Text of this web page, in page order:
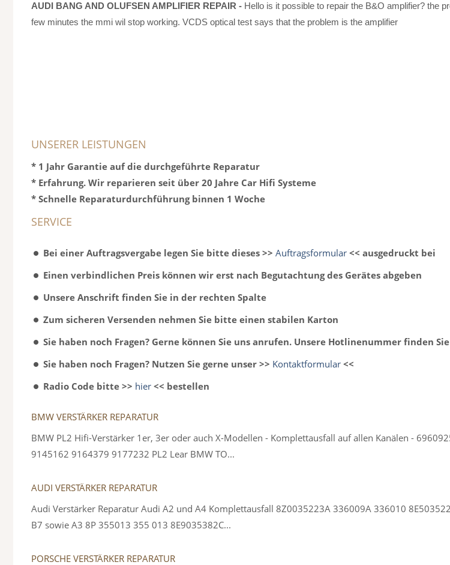
AUDI BANG AND OLUFSEN AMPLIFIER REPAIR - Hello is it possible to repair the B&O amplifier? the
few minutes the mmi wil stop working. VCDS optical test says that the problem is the amplifier
UNSERER LEISTUNGEN
* 1 Jahr Garantie auf die durchgeführte Reparatur
* Erfahrung. Wir reparieren seit über 20 Jahre Car Hifi Systeme
* Schnelle Reparaturdurchführung binnen 1 Woche
SERVICE
Bei einer Auftragsvergabe legen Sie bitte dieses >> Auftragsformular << ausgedruckt bei
Einen verbindlichen Preis können wir erst nach Begutachtung des Gerätes abgeben
Unsere Anschrift finden Sie in der rechten Spalte
Zum sicheren Versenden nehmen Sie bitte einen stabilen Karton
Sie haben noch Fragen? Gerne können Sie uns anrufen. Unsere Hotlinenummer finden
Sie haben noch Fragen? Nutzen Sie gerne unser >> Kontaktformular <<
Radio Code bitte >> hier << bestellen
BMW VERSTÄRKER REPARATUR
BMW PL2 Hifi-Verstärker 1er, 3er oder auch X-Modellen - Komplettausfall auf allen Kanälen -
9145162 9164379 9177232 PL2 Lear BMW TO...
AUDI VERSTÄRKER REPARATUR
Audi Verstärker Reparatur Audi A2 und A4 Komplettausfall 8Z0035223A 336009A 336010
B7 sowie A3 8P 355013 355 013 8E9035382C...
PORSCHE VERSTÄRKER REPARATUR